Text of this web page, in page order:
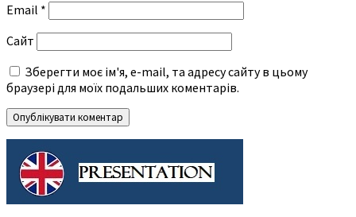
Email *
Сайт
Зберегти моє ім'я, e-mail, та адресу сайту в цьому
браузері для моїх подальших коментарів.